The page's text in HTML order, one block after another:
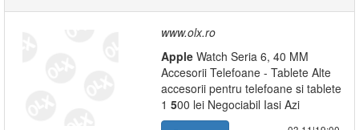
www.olx.ro
Apple Watch Seria 6, 40 MM
Accesorii Telefoane - Tablete Alte
accesorii pentru telefoane si tablete
1 500 lei Negociabil Iasi Azi